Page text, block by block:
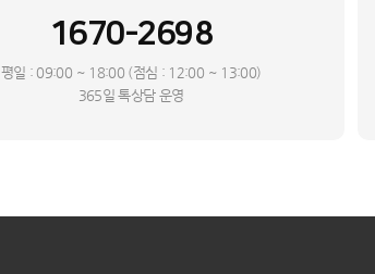
1670-2698
평일 : 09:00 ~ 18:00 (점심 : 12:00 ~ 13:00)
365일 톡상담 운영